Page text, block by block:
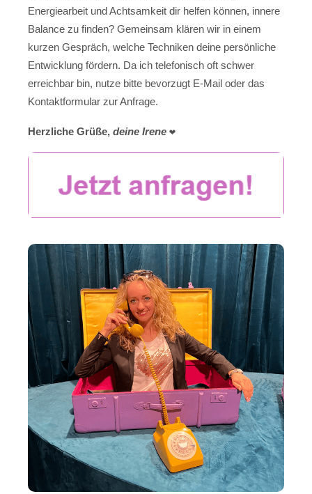
Energiearbeit und Achtsamkeit dir helfen können, innere
Balance zu finden? Gemeinsam klären wir in einem
kurzen Gespräch, welche Techniken deine persönliche
Entwicklung fördern. Da ich telefonisch oft schwer
erreichbar bin, nutze bitte bevorzugt E-Mail oder das
Kontaktformular zur Anfrage.
Herzliche Grüße, deine Irene ❤️